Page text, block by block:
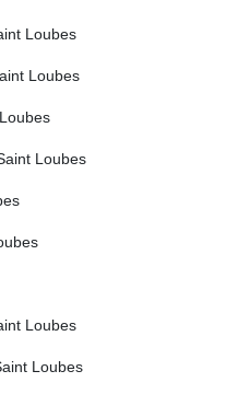
Loubes
Loubes
Loubes
Loubes
Loubes